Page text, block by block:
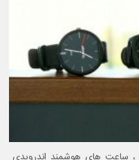
همانطور که انتظار داشتیم ، در سال ۲۰۱۵ ، ساعت های هوشمند اندرویدی